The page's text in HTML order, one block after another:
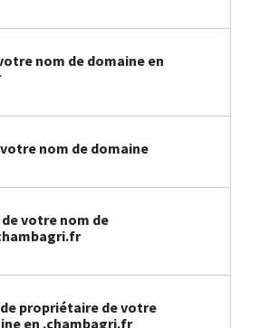
nom de domaine en
nom de domaine
votre nom de
propriétaire de votre
en .chambagri.fr